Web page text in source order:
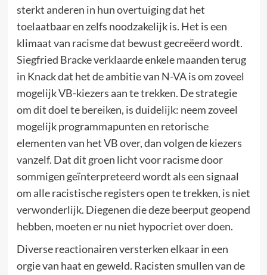
sterkt anderen in hun overtuiging dat het
toelaatbaar en zelfs noodzakelijk is. Het is een
klimaat van racisme dat bewust gecreëerd wordt.
Siegfried Bracke verklaarde enkele maanden terug
in Knack dat het de ambitie van N-VA is om zoveel
mogelijk VB-kiezers aan te trekken. De strategie
om dit doel te bereiken, is duidelijk: neem zoveel
mogelijk programmapunten en retorische
elementen van het VB over, dan volgen de kiezers
vanzelf. Dat dit groen licht voor racisme door
sommigen geïnterpreteerd wordt als een signaal
om alle racistische registers open te trekken, is niet
verwonderlijk. Diegenen die deze beerput geopend
hebben, moeten er nu niet hypocriet over doen.
Diverse reactionairen versterken elkaar in een
orgie van haat en geweld. Racisten smullen van de